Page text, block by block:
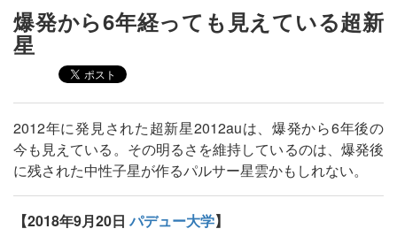
爆発から6年経っても見えている超新
星
2012年に発見された超新星2012auは、爆発から6年後の
今も見えている。その明るさを維持しているのは、爆発後
に残された中性子星が作るパルサー星雲かもしれない。
【2018年9月20日パデュー大学】